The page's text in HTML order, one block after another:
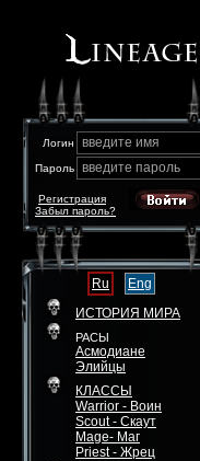
Логин введите имя
Пароль введите пароль
Забыл пароль?
Регистрация
Ru
Eng
ИСТОРИЯ МИРА
РАСЫ
Асмодиане
Элийцы
КЛАССЫ
Warrior - Воин
Scout - Скаут
Mage- Маг
Priest - Жрец